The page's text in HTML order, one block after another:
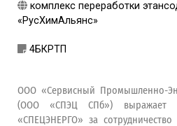
комплекс переработки
«РусХимАльянс»
4БКРТП
ООО «Сервисный Промышленно-
(ООО «СПЭЦ СПб») выражает
«СПЕЦЭНЕРГО» за